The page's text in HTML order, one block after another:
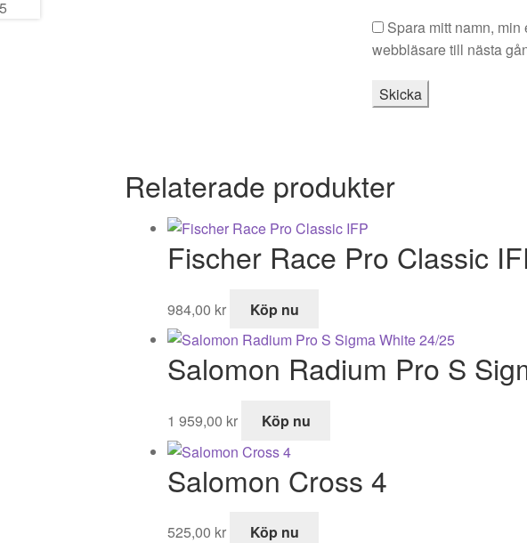
Spara mitt namn,
webbläsare till nästa
Relaterade produkter
Fischer Race Pro Classic
984,00 kr Köp nu
Salomon Radium Pro S
1 959,00 kr Köp nu
Salomon Cross 4
525,00 kr Köp nu